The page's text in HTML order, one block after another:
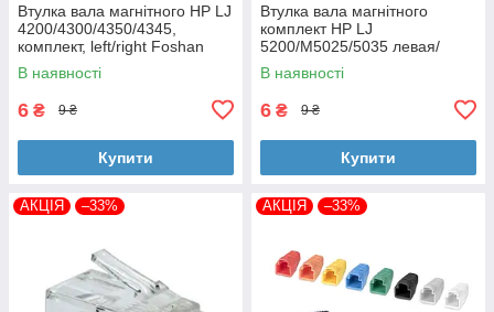
Втулка вала магнітного HP LJ
4200/4300/4350/4345,
комплект, left/right Foshan
(MAG-1338A-BSH-Foshan)
В наявності
6 ₴ 9 ₴
Купити
Втулка вала магнітного
комплект HP LJ
5200/M5025/5035 левая/
правая Foshan (MAG-7516A-
BSH-Foshan)
В наявності
6 ₴ 9 ₴
Купити
АКЦІЯ –33% АКЦІЯ –33%